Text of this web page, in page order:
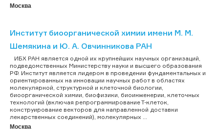
Москва
Институт биоорганической химии имени М. М.
Шемякина и Ю. А. Овчинникова РАН
ИБХ РАН является одной их крупнейших научных организаций,
подведомственных Министерству науки и высшего образования
РФ. Институт является лидером в проведении фундаментальных и
ориентированных на инновации научных работ в областях
молекулярной, структурной и клеточной биологии,
биоорганической химии, биофизики, биоинженерии, клеточных
технологий (включая репрограммирование Т-клеток,
конструирование векторов для направленной доставки
лекарственных соединений), молекулярных ...
Москва